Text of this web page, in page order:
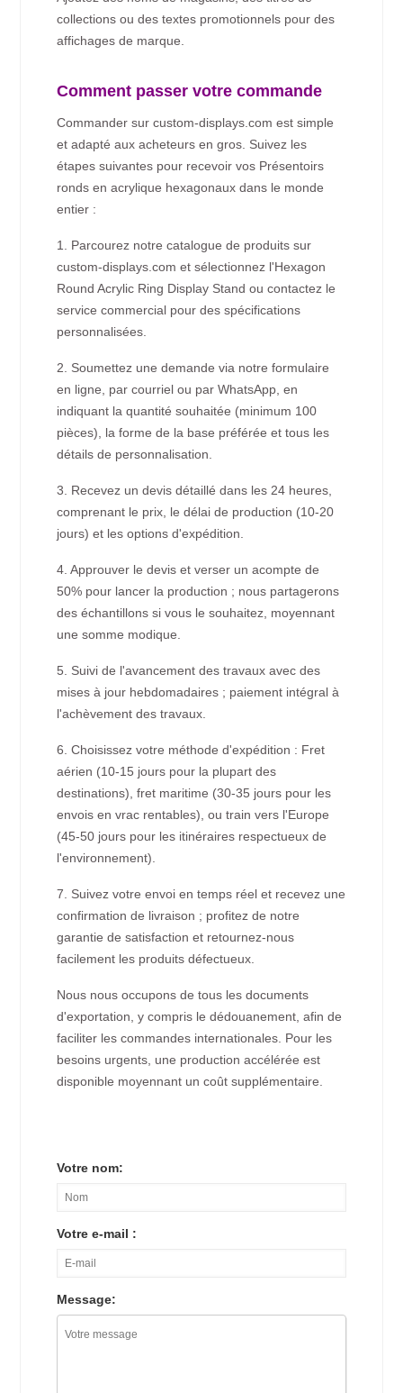
collections ou des textes promotionnels pour des
affichages de marque.
Comment passer votre commande
Commander sur custom-displays.com est simple
et adapté aux acheteurs en gros. Suivez les
étapes suivantes pour recevoir vos Présentoirs
ronds en acrylique hexagonaux dans le monde
entier :
1. Parcourez notre catalogue de produits sur
custom-displays.com et sélectionnez l'Hexagon
Round Acrylic Ring Display Stand ou contactez le
service commercial pour des spécifications
personnalisées.
2. Soumettez une demande via notre formulaire
en ligne, par courriel ou par WhatsApp, en
indiquant la quantité souhaitée (minimum 100
pièces), la forme de la base préférée et tous les
détails de personnalisation.
3. Recevez un devis détaillé dans les 24 heures,
comprenant le prix, le délai de production (10-20
jours) et les options d'expédition.
4. Approuver le devis et verser un acompte de
50% pour lancer la production ; nous partagerons
des échantillons si vous le souhaitez, moyennant
une somme modique.
5. Suivi de l'avancement des travaux avec des
mises à jour hebdomadaires ; paiement intégral à
l'achèvement des travaux.
6. Choisissez votre méthode d'expédition : Fret
aérien (10-15 jours pour la plupart des
destinations), fret maritime (30-35 jours pour les
envois en vrac rentables), ou train vers l'Europe
(45-50 jours pour les itinéraires respectueux de
l'environnement).
7. Suivez votre envoi en temps réel et recevez une
confirmation de livraison ; profitez de notre
garantie de satisfaction et retournez-nous
facilement les produits défectueux.
Nous nous occupons de tous les documents
d'exportation, y compris le dédouanement, afin de
faciliter les commandes internationales. Pour les
besoins urgents, une production accélérée est
disponible moyennant un coût supplémentaire.
Votre nom:
Votre e-mail :
Message: